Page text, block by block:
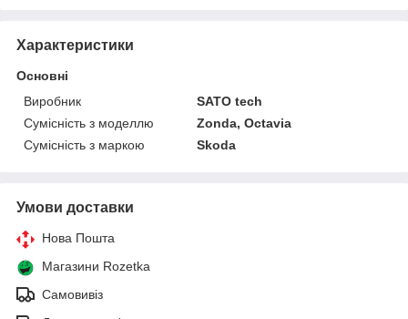
Характеристики
Основні
Виробник
SATO tech
Сумісність з моделлю
Zonda, Octavia
Сумісність з маркою
Skoda
Умови доставки
Нова Пошта
Магазини Rozetka
Самовивіз